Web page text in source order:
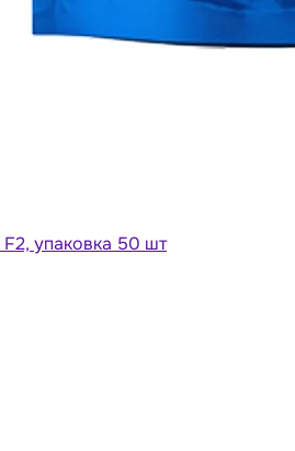
упаковка 50 шт